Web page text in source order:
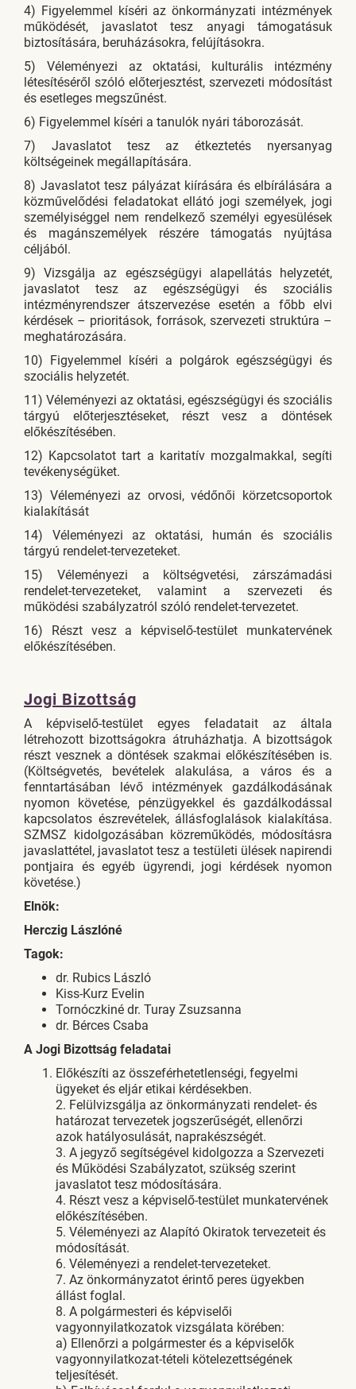
4) Figyelemmel kíséri az önkormányzati intézmények
működését, javaslatot tesz anyagi támogatásuk
biztosítására, beruházásokra, felújításokra.
5) Véleményezi az oktatási, kulturális intézmény
létesítéséről szóló előterjesztést, szervezeti módosítást
és esetleges megszűnést.
6) Figyelemmel kíséri a tanulók nyári táborozását.
7) Javaslatot tesz az étkeztetés nyersanyag
költségeinek megállapítására.
8) Javaslatot tesz pályázat kiírására és elbírálására a
közművelődési feladatokat ellátó jogi személyek, jogi
személyiséggel nem rendelkező személyi egyesülések
és magánszemélyek részére támogatás nyújtása
céljából.
9) Vizsgálja az egészségügyi alapellátás helyzetét,
javaslatot tesz az egészségügyi és szociális
intézményrendszer átszervezése esetén a főbb elvi
kérdések – prioritások, források, szervezeti struktúra –
meghatározására.
10) Figyelemmel kíséri a polgárok egészségügyi és
szociális helyzetét.
11) Véleményezi az oktatási, egészségügyi és szociális
tárgyú előterjesztéseket, részt vesz a döntések
előkészítésében.
12) Kapcsolatot tart a karitatív mozgalmakkal, segíti
tevékenységüket.
13) Véleményezi az orvosi, védőnői körzetcsoportok
kialakítását
14) Véleményezi az oktatási, humán és szociális
tárgyú rendelet-tervezeteket.
15) Véleményezi a költségvetési, zárszámadási
rendelet-tervezeteket, valamint a szervezeti és
működési szabályzatról szóló rendelet-tervezetet.
16) Részt vesz a képviselő-testület munkatervének
előkészítésében.
Jogi Bizottság
A képviselő-testület egyes feladatait az általa
létrehozott bizottságokra átruházhatja. A bizottságok
részt vesznek a döntések szakmai előkészítésében is.
(Költségvetés, bevételek alakulása, a város és a
fenntartásában lévő intézmények gazdálkodásának
nyomon követése, pénzügyekkel és gazdálkodással
kapcsolatos észrevételek, állásfoglalások kialakítása.
SZMSZ kidolgozásában közreműködés, módosításra
javaslattétel, javaslatot tesz a testületi ülések napirendi
pontjaira és egyéb ügyrendi, jogi kérdések nyomon
követése.)
Elnök:
Herczig Lászlóné
Tagok:
dr. Rubics László
Kiss-Kurz Evelin
Tornóczkiné dr. Turay Zsuzsanna
dr. Bérces Csaba
A Jogi Bizottság feladatai
Előkészíti az összeférhetetlenségi, fegyelmi
ügyeket és eljár etikai kérdésekben.
2. Felülvizsgálja az önkormányzati rendelet- és
határozat tervezetek jogszerűségét, ellenőrzi
azok hatályosulását, naprakészségét.
3. A jegyző segítségével kidolgozza a Szervezeti
és Működési Szabályzatot, szükség szerint
javaslatot tesz módosítására.
4. Részt vesz a képviselő-testület munkatervének
előkészítésében.
5. Véleményezi az Alapító Okiratok tervezeteit és
módosítását.
6. Véleményezi a rendelet-tervezeteket.
7. Az önkormányzatot érintő peres ügyekben
állást foglal.
8. A polgármesteri és képviselői
vagyonnyilatkozatok vizsgálata körében:
a) Ellenőrzi a polgármester és a képviselők
vagyonnyilatkozat-tételi kötelezettségének
teljesítését.